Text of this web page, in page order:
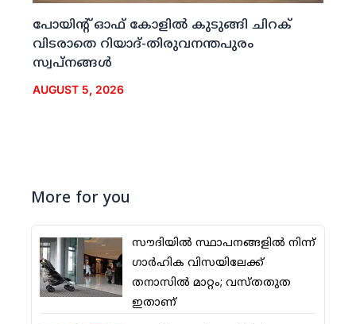
പോയിന്റ് ഓഫ് കോളില്‍ കുടുങ്ങി ചിറക്
വിടരാതെ റിയാദ്-തിരുവനന്തപുരം
സ്വപ്നങ്ങള്‍
AUGUST 5, 2026
More for you
സൗദിയില്‍ സ്ഥാപനങ്ങളില്‍ നിന്ന്
ഗാര്‍ഹിക വിസയിലേക്ക്
തനാസില്‍ മാറ്റം; വസ്തതുത
ഇതാണ്